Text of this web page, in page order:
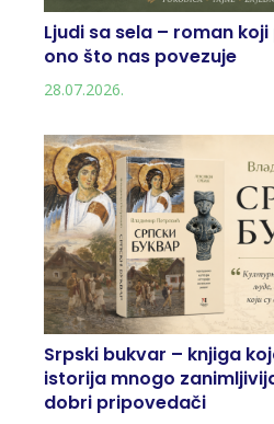
Ljudi sa sela – roman
ono što nas povezuje
28.07.2026.
Srpski bukvar – knjiga
istorija mnogo
dobri pripovedači